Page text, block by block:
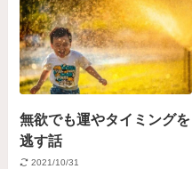
無欲でも運やタイミングを
逃す話
2021/10/31